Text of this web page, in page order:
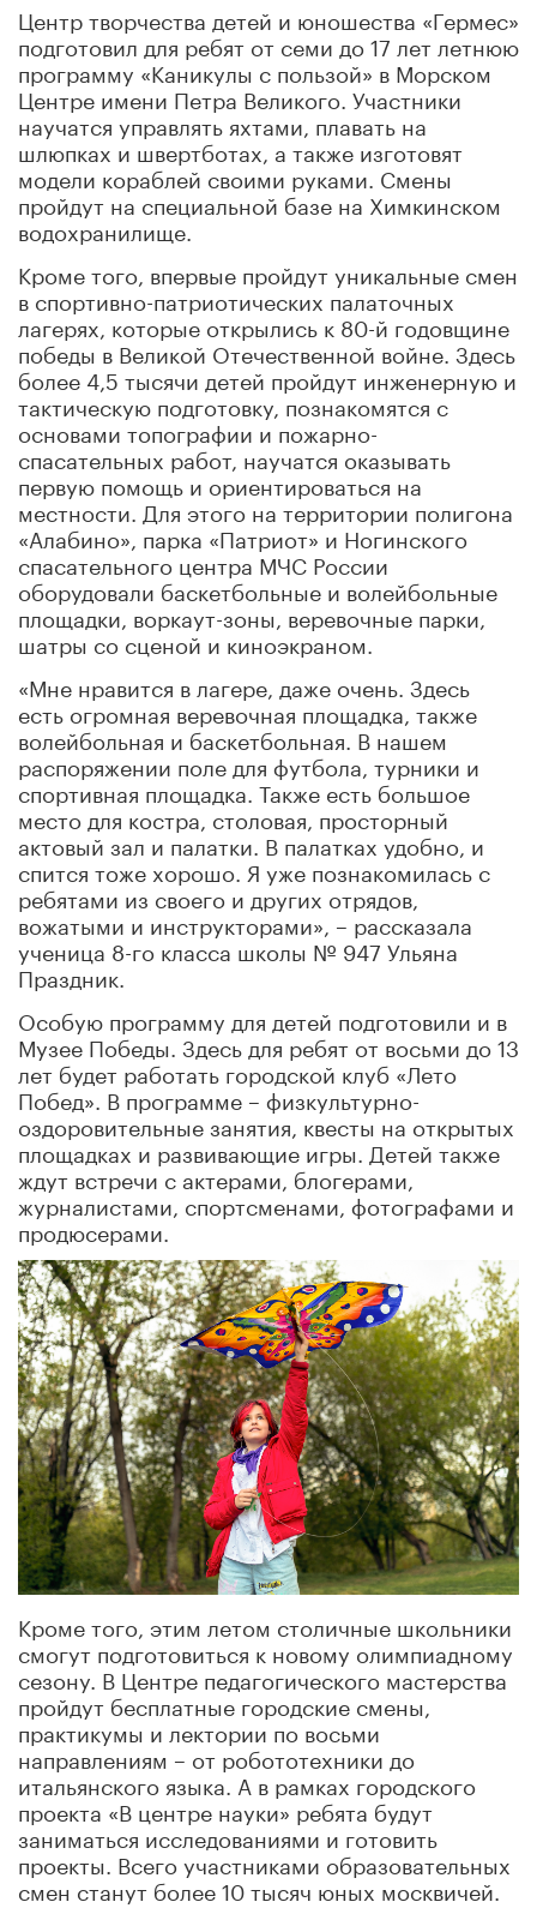
Центр творчества детей и юношества «Гермес»
подготовил для ребят от семи до 17 лет летнюю
программу «Каникулы с пользой» в Морском
Центре имени Петра Великого. Участники
научатся управлять яхтами, плавать на
шлюпках и швертботах, а также изготовят
модели кораблей своими руками. Смены
пройдут на специальной базе на Химкинском
водохранилище.
Кроме того, впервые пройдут уникальные смен
в спортивно-патриотических палаточных
лагерях, которые открылись к 80-й годовщине
победы в Великой Отечественной войне. Здесь
более 4,5 тысячи детей пройдут инженерную и
тактическую подготовку, познакомятся с
основами топографии и пожарно-
спасательных работ, научатся оказывать
первую помощь и ориентироваться на
местности. Для этого на территории полигона
«Алабино», парка «Патриот» и Ногинского
спасательного центра МЧС России
оборудовали баскетбольные и волейбольные
площадки, воркаут-зоны, веревочные парки,
шатры со сценой и киноэкраном.
«Мне нравится в лагере, даже очень. Здесь
есть огромная веревочная площадка, также
волейбольная и баскетбольная. В нашем
распоряжении поле для футбола, турники и
спортивная площадка. Также есть большое
место для костра, столовая, просторный
актовый зал и палатки. В палатках удобно, и
спится тоже хорошо. Я уже познакомилась с
ребятами из своего и других отрядов,
вожатыми и инструкторами», – рассказала
ученица 8-го класса школы № 947 Ульяна
Праздник.
Особую программу для детей подготовили и в
Музее Победы. Здесь для ребят от восьми до 13
лет будет работать городской клуб «Лето
Побед». В программе – физкультурно-
оздоровительные занятия, квесты на открытых
площадках и развивающие игры. Детей также
ждут встречи с актерами, блогерами,
журналистами, спортсменами, фотографами и
продюсерами.
Кроме того, этим летом столичные школьники
смогут подготовиться к новому олимпиадному
сезону. В Центре педагогического мастерства
пройдут бесплатные городские смены,
практикумы и лектории по восьми
направлениям – от робототехники до
итальянского языка. А в рамках городского
проекта «В центре науки» ребята будут
заниматься исследованиями и готовить
проекты. Всего участниками образовательных
смен станут более 10 тысяч юных москвичей.